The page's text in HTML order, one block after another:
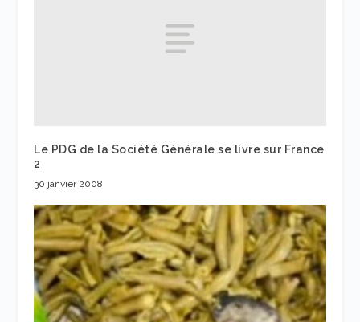
Le PDG de la Société Générale se livre sur France
2
30 janvier 2008